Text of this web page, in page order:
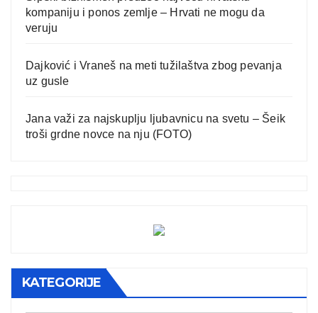
kompaniju i ponos zemlje – Hrvati ne mogu da
veruju
Dajković i Vraneš na meti tužilaštva zbog pevanja
uz gusle
Jana važi za najskuplju ljubavnicu na svetu – Šeik
troši grdne novce na nju (FOTO)
KATEGORIJE